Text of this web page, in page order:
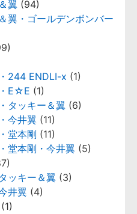
翼 (94)
翼・ゴールデンボンバー
244 ENDLI-x (1)
E☆E (1)
タッキー＆翼 (6)
今井翼 (11)
堂本剛 (11)
堂本剛・今井翼 (5)
ッキー＆翼 (3)
井翼 (4)
(1)